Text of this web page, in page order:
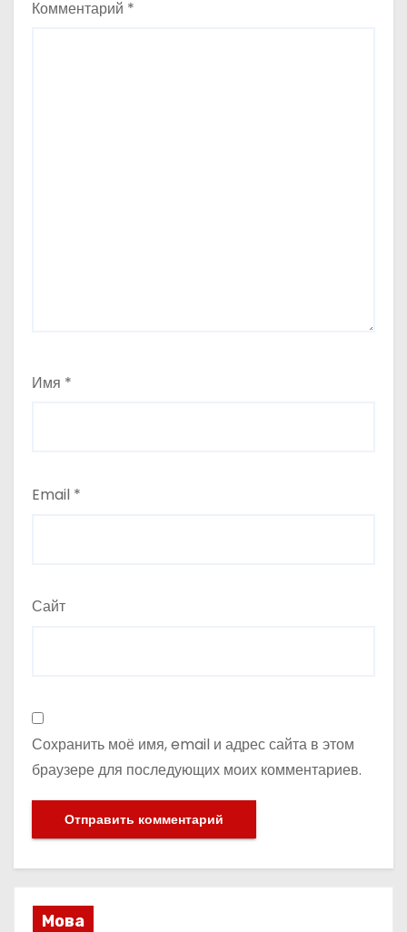
Комментарий *
Имя *
Email *
Сайт
Сохранить моё имя, email и адрес сайта в этом
браузере для последующих моих комментариев.
Мова